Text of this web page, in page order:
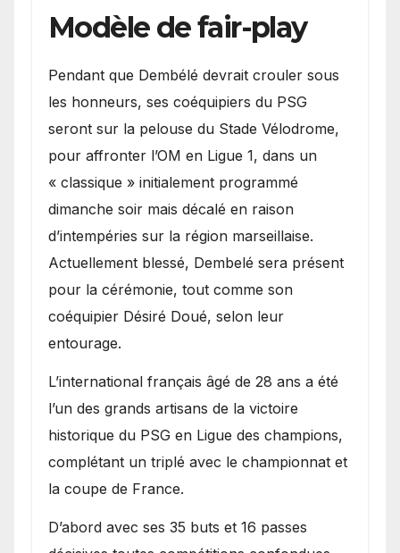
Modèle de fair-play
Pendant que Dembélé devrait crouler sous
les honneurs, ses coéquipiers du PSG
seront sur la pelouse du Stade Vélodrome,
pour affronter l’OM en Ligue 1, dans un
« classique » initialement programmé
dimanche soir mais décalé en raison
d’intempéries sur la région marseillaise.
Actuellement blessé, Dembelé sera présent
pour la cérémonie, tout comme son
coéquipier Désiré Doué, selon leur
entourage.
L’international français âgé de 28 ans a été
l’un des grands artisans de la victoire
historique du PSG en Ligue des champions,
complétant un triplé avec le championnat et
la coupe de France.
D’abord avec ses 35 buts et 16 passes